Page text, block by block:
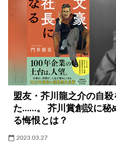
盟友・芥川龍之介の自
た……。 芥川賞創設に秘
る悔恨とは？
2023.03.27